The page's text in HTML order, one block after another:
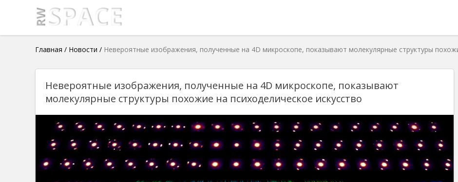
Главная / Новости / Невероятные изображения, полученные на 4D микроскопе, показывают молекулярные структуры
Невероятные изображения, полученные на 4D микроскопе, показывают
молекулярные структуры похожие на психоделическое искусство